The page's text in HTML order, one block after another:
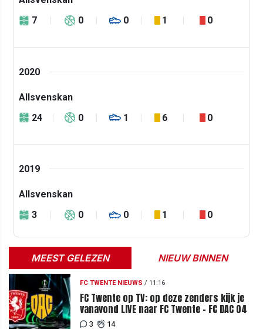
7
0 0 1 0
2020
Allsvenskan
24
0 1 6 0
2019
Allsvenskan
3
0 0 1 0
MEEST GELEZEN NIEUW BINNEN
FC TWENTE NIEUWS / 11:16
FC Twente op TV: op deze zenders kijk je
vanavond LIVE naar FC Twente - FC DAC 04
3 14